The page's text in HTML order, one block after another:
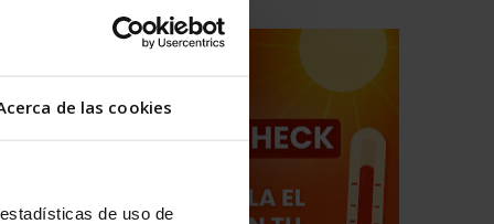
de las cookies
de uso de